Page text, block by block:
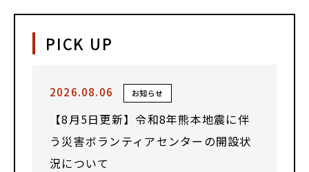
PICK UP
2026.08.06 お知らせ
【8月5日更新】令和8年熊本地震に伴
う災害ボランティアセンターの開設状
況について